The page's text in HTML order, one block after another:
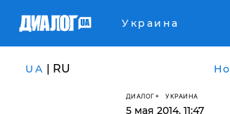
Украина
UA | RU
ДИАЛОГ УКРАИНА
5 мая 2014, 11:47